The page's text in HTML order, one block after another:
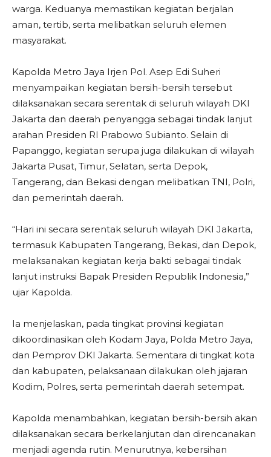
warga. Keduanya memastikan kegiatan berjalan
aman, tertib, serta melibatkan seluruh elemen
masyarakat.
Kapolda Metro Jaya Irjen Pol. Asep Edi Suheri
menyampaikan kegiatan bersih-bersih tersebut
dilaksanakan secara serentak di seluruh wilayah DKI
Jakarta dan daerah penyangga sebagai tindak lanjut
arahan Presiden RI Prabowo Subianto. Selain di
Papanggo, kegiatan serupa juga dilakukan di wilayah
Jakarta Pusat, Timur, Selatan, serta Depok,
Tangerang, dan Bekasi dengan melibatkan TNI, Polri,
dan pemerintah daerah.
“Hari ini secara serentak seluruh wilayah DKI Jakarta,
termasuk Kabupaten Tangerang, Bekasi, dan Depok,
melaksanakan kegiatan kerja bakti sebagai tindak
lanjut instruksi Bapak Presiden Republik Indonesia,”
ujar Kapolda.
Ia menjelaskan, pada tingkat provinsi kegiatan
dikoordinasikan oleh Kodam Jaya, Polda Metro Jaya,
dan Pemprov DKI Jakarta. Sementara di tingkat kota
dan kabupaten, pelaksanaan dilakukan oleh jajaran
Kodim, Polres, serta pemerintah daerah setempat.
Kapolda menambahkan, kegiatan bersih-bersih akan
dilaksanakan secara berkelanjutan dan direncanakan
menjadi agenda rutin. Menurutnya, kebersihan